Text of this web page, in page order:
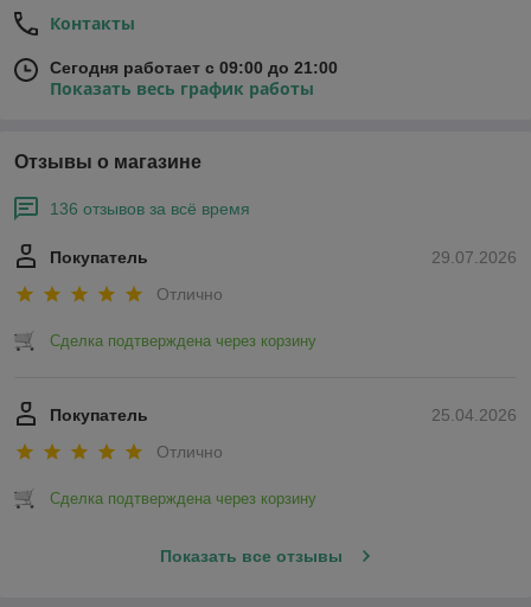
Контакты
Сегодня работает с 09:00 до 21:00
Показать весь график работы
Отзывы о магазине
136 отзывов за всё время
29.07.2026
Покупатель
Отлично
Сделка подтверждена через корзину
25.04.2026
Покупатель
Отлично
Сделка подтверждена через корзину
Показать все отзывы